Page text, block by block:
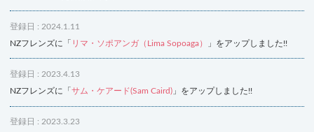
登録日 : 2024.1.11
NZフレンズに「 リマ・ソポアンガ（Lima Sopoaga） 」をアップしました!!
登録日 : 2023.4.13
NZフレンズに「 サム・ケアード(Sam Caird) 」をアップしました!!
登録日 : 2023.3.23